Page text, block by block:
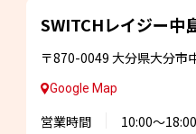
SWITCHレイジー中
〒870-0049 大分県大分市
Google Map
営業時間
10:00～18:00